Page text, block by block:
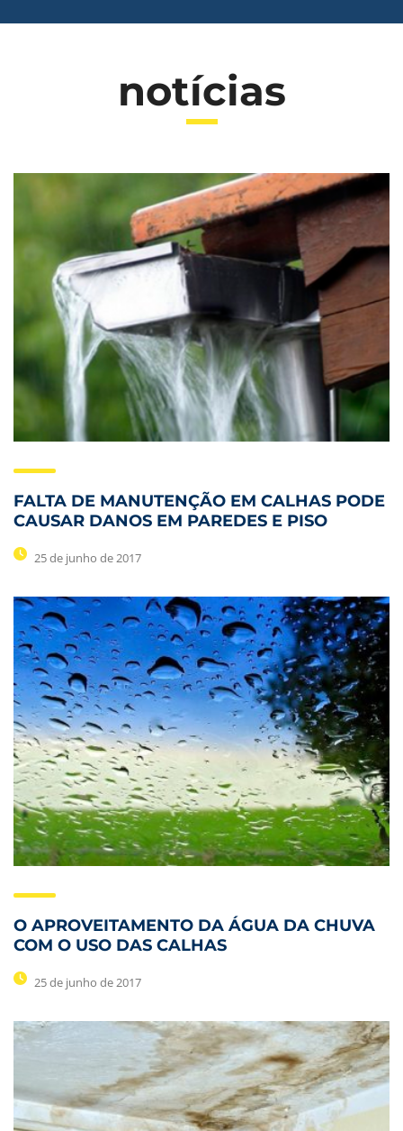
notícias
FALTA DE MANUTENÇÃO EM CALHAS PODE
CAUSAR DANOS EM PAREDES E PISO
25 de junho de 2017
O APROVEITAMENTO DA ÁGUA DA CHUVA
COM O USO DAS CALHAS
25 de junho de 2017